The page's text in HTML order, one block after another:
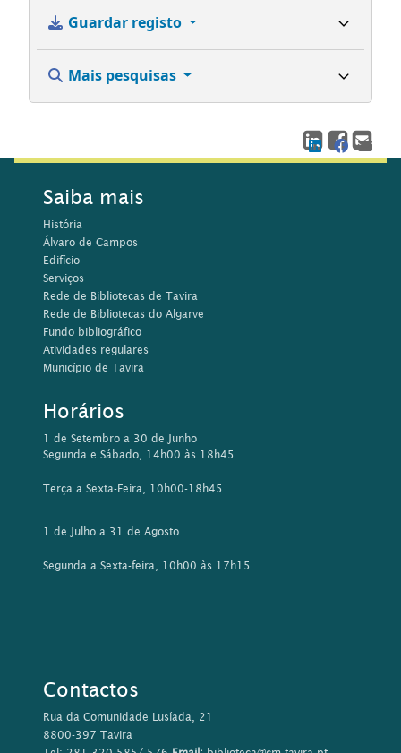
Guardar registo
Mais pesquisas
Saiba mais
História
Álvaro de Campos
Edifício
Serviços
Rede de Bibliotecas de Tavira
Rede de Bibliotecas do Algarve
Fundo bibliográfico
Atividades regulares
Município de Tavira
Horários
1 de Setembro a 30 de Junho
Segunda e Sábado, 14h00 às 18h45
Terça a Sexta-Feira, 10h00-18h45
1 de Julho a 31 de Agosto
Segunda a Sexta-feira, 10h00 às 17h15
Contactos
Rua da Comunidade Lusíada, 21
8800-397 Tavira